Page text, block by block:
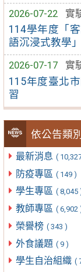
2026-07-22
實
114學年度「
語沉浸式教學
2026-07-17
實
115年度臺北
習
依公告類
最新消息 (
防疫專區 ( 149 )
學生專區 ( 8,045
教師專區 ( 6,902
榮譽榜 ( 343 )
外食議題 ( 9 )
學生自治組織 (